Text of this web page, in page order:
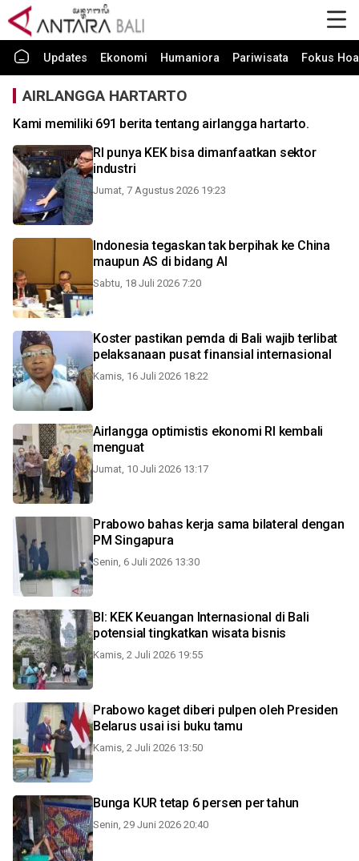
Updates Ekonomi Humaniora Pariwisata Fokus
AIRLANGGA HARTARTO
Kami memiliki 691 berita tentang airlangga hartarto.
RI punya KEK bisa dimanfaatkan sektor
industri
Jumat, 7 Agustus 2026 19:23
Indonesia tegaskan tak berpihak ke China
maupun AS di bidang AI
Sabtu, 18 Juli 2026 7:20
Koster pastikan pemda di Bali wajib terlibat
pelaksanaan pusat finansial internasional
Kamis, 16 Juli 2026 18:22
Airlangga optimistis ekonomi RI kembali
menguat
Jumat, 10 Juli 2026 13:17
Prabowo bahas kerja sama bilateral dengan
PM Singapura
Senin, 6 Juli 2026 13:30
BI: KEK Keuangan Internasional di Bali
potensial tingkatkan wisata bisnis
Kamis, 2 Juli 2026 19:55
Prabowo kaget diberi pulpen oleh Presiden
Belarus usai isi buku tamu
Kamis, 2 Juli 2026 13:50
Bunga KUR tetap 6 persen per tahun
Senin, 29 Juni 2026 20:40